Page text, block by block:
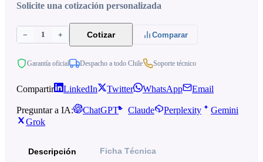
Solicite una cotización personalizada
− 1 + Cotizar Comparar
Garantía oficial Despacho a todo Chile Soporte técnico
Compartir LinkedIn Twitter WhatsApp Email
Preguntar a IA: ChatGPT Claude Perplexity
Gemini
Grok
Descripción Ficha Técnica